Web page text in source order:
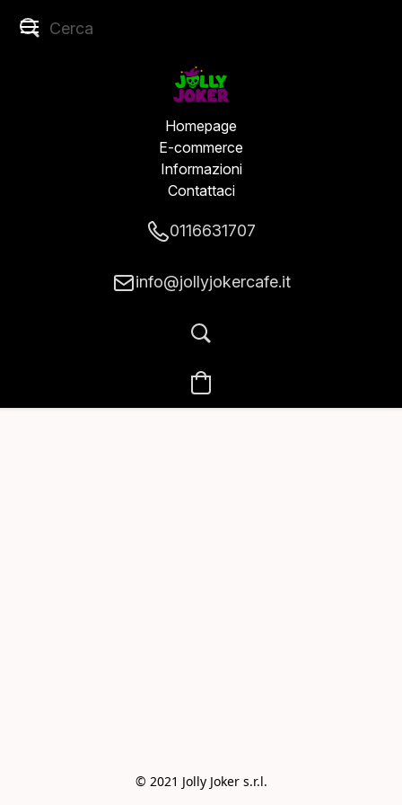
Homepage
E-commerce
Informazioni
Contattaci
0116631707
info@jollyjokercafe.it
© 2021 Jolly Joker s.r.l.